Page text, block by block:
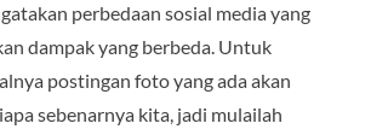
perbedaan sosial media yang
dampak yang berbeda. Untuk
postingan foto yang ada akan
sebenarnya kita, jadi mulailah